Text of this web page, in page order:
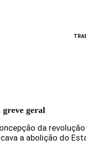
greve geral
da
a abolição do